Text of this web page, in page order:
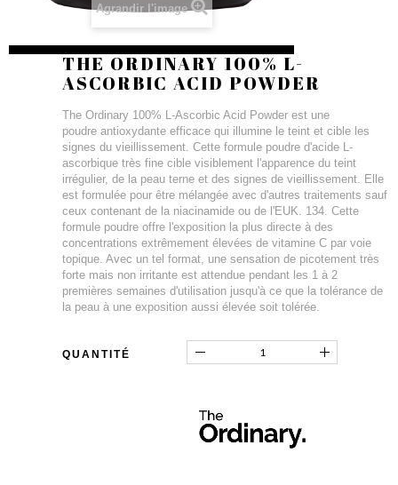
Agrandir l'image
THE ORDINARY 100% L-
ASCORBIC ACID POWDER
The Ordinary 100% L-Ascorbic Acid Powder est une
poudre antioxydante efficace qui illumine le teint et cible les
signes du vieillissement. Cette formule poudre d'acide L-
ascorbique très fine cible visiblement l'apparence du teint
irrégulier, de la peau terne et des signes de vieillissement. Elle
est formulée pour être mélangée avec d'autres traitements sauf
ceux contenant de la niacinamide ou de l'EUK. 134. Cette
formule poudre offre l'exposition la plus directe à des
concentrations extrêmement élevées de vitamine C par voie
topique. Avec un tel format, une sensation de picotement très
forte mais non irritante est attendue pendant les 1 à 2
premières semaines d'utilisation jusqu'à ce que la tolérance de
la peau à une exposition aussi élevée soit tolérée.
QUANTITÉ